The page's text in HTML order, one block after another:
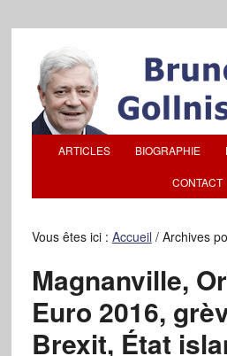
ARTICLES BIOGRAPHIE
CONTACT
Vous êtes ici : Accueil /Archives
Magnanville,
Euro 2016,
Brexit, État